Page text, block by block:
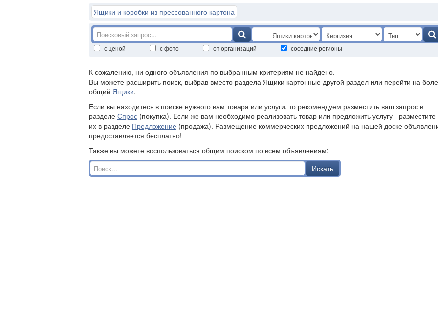
Ящики и коробки из прессованного картона
с ценой с фото от организаций соседние регионы
К сожалению, ни одного объявления по выбранным критериям не найдено.
Вы можете расширить поиск, выбрав вместо раздела Ящики картонные другой раздел или перейти на
общий Ящики.
Если вы находитесь в поиске нужного вам товара или услуги, то рекомендуем разместить ваш запрос в
разделе Спрос (покупка). Если же вам необходимо реализовать товар или предложить услугу - разместите
их в разделе Предложение (продажа). Размещение коммерческих предложений на нашей доске
предоставляется бесплатно!
Также вы можете воспользоваться общим поиском по всем объявлениям:
Искать